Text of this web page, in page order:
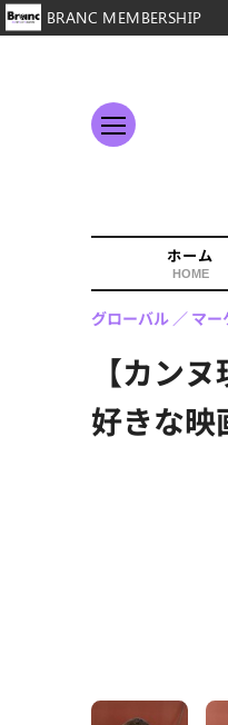
ホーム
HOME
【カン
好きな映
グローバル マー
BRANC MEMBERSHIP